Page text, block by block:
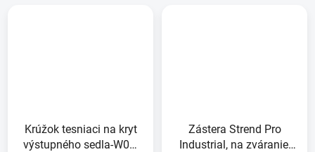
Krúžok tesniaci na kryt
výstupného sedla-W05-
Zástera Strend Pro
Industrial, na zváranie,